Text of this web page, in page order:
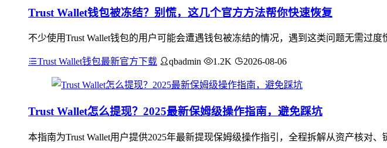
Trust Wallet钱包被冻结？别慌，这几个官方方法帮你快速恢复
不少使用Trust Wallet钱包的用户可能会遭遇钱包被冻结的情况，遇到这类问题无需过
Trust Wallet钱包最新官方下载 qbadmin 1.2K 2026-08-06
Trust Wallet怎么提现？2025最新保姆级操作指南，避免踩坑
本指南为Trust Wallet用户提供2025年最新提现保姆级操作指引，全程拆解从资产核对